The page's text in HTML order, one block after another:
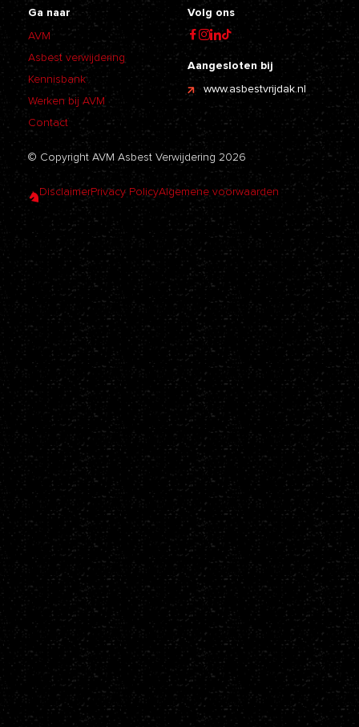
Ga naar
AVM
Asbest verwijdering
Kennisbank
Werken bij AVM
Contact
Volg ons
Aangesloten bij
www.asbestvrijdak.nl
© Copyright AVM Asbest Verwijdering 2026
DisclaimerPrivacy PolicyAlgemene voorwaarden